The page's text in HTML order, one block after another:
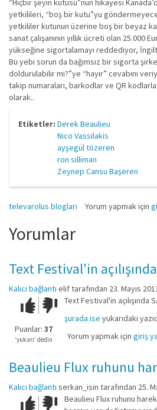
“Hiçbir şeyin kutusu”nun hikayesi
yetkilileri, “boş bir kutu”yu
yetkililer kutunun üzerine boş bir beyaz
sanat çalışanının yıllık ücreti olan
yükseğine sigortalamayı reddediyor,
Bu yebi sorun da bağımsız bir sigorta
doldurulabilir mi?”ye “hayır” cevabını
takip numaraları, barkodlar ve QR
olarak..
Etiketler: Derek Beaulieu
Nico Vassilakis
ayşegül tözeren
ron silliman
Zeynep Cansu Başeren
televarolus blogları Yorum yapmak için
Yorumlar
Text Festival'in açılışında
Kalıcı bağlantı eliftarafından 23. Mayıs
Çok iyi!O
kadar
iyi
değil!
Puanlar: 37
‘yukarı’ dedin
Text Festival'in
şurada ise yukarıdaki
Yorum yapmak için giriş
Beaulieu Flux ruhunu
Kalıcı bağlantı serkan_isin tarafından 25.
Çok iyi!O
Beaulieu Flux ruhunu